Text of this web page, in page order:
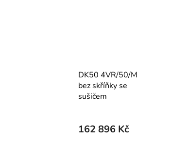
DK50 4VR/50/M
bez skříňky se
sušičem
162 896 Kč